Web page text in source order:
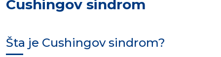
Cushingov sindrom
Šta je Cushingov sindrom?